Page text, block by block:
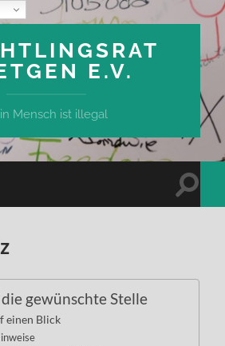
E.V.
Mensch ist illegal
gewünschte Stelle
einen Blick